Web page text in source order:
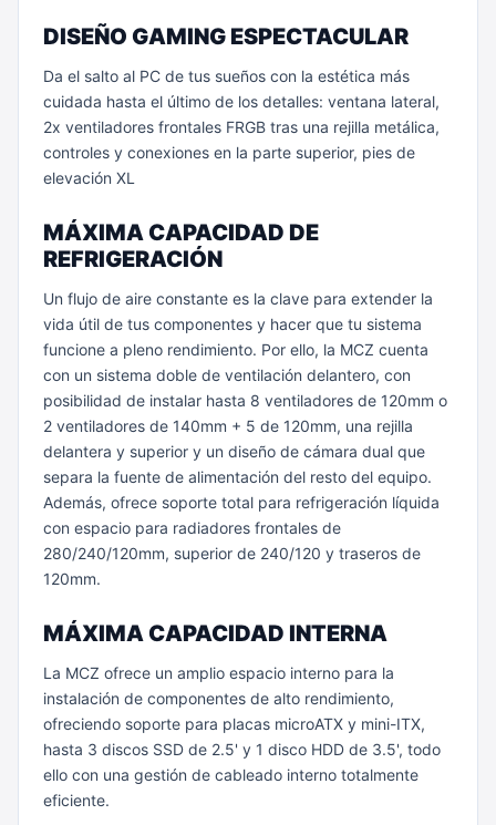
DISEÑO GAMING ESPECTACULAR
Da el salto al PC de tus sueños con la estética más
cuidada hasta el último de los detalles: ventana lateral,
2x ventiladores frontales FRGB tras una rejilla metálica,
controles y conexiones en la parte superior, pies de
elevación XL
MÁXIMA CAPACIDAD DE
REFRIGERACIÓN
Un flujo de aire constante es la clave para extender la
vida útil de tus componentes y hacer que tu sistema
funcione a pleno rendimiento. Por ello, la MCZ cuenta
con un sistema doble de ventilación delantero, con
posibilidad de instalar hasta 8 ventiladores de 120mm o
2 ventiladores de 140mm + 5 de 120mm, una rejilla
delantera y superior y un diseño de cámara dual que
separa la fuente de alimentación del resto del equipo.
Además, ofrece soporte total para refrigeración líquida
con espacio para radiadores frontales de
280/240/120mm, superior de 240/120 y traseros de
120mm.
MÁXIMA CAPACIDAD INTERNA
La MCZ ofrece un amplio espacio interno para la
instalación de componentes de alto rendimiento,
ofreciendo soporte para placas microATX y mini-ITX,
hasta 3 discos SSD de 2.5' y 1 disco HDD de 3.5', todo
ello con una gestión de cableado interno totalmente
eficiente.